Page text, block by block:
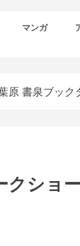
マンガ
書泉ブック
クショー